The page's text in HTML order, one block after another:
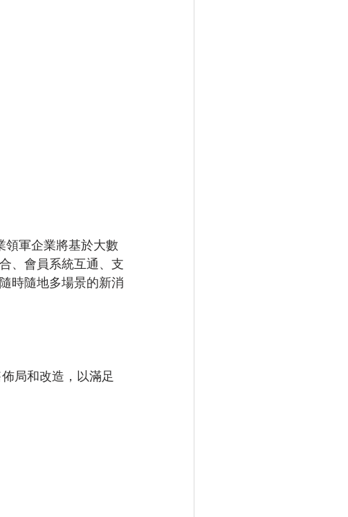
領軍企業將基於大數
、會員系統互通、支
時隨地多場景的新消
局和改造，以滿足